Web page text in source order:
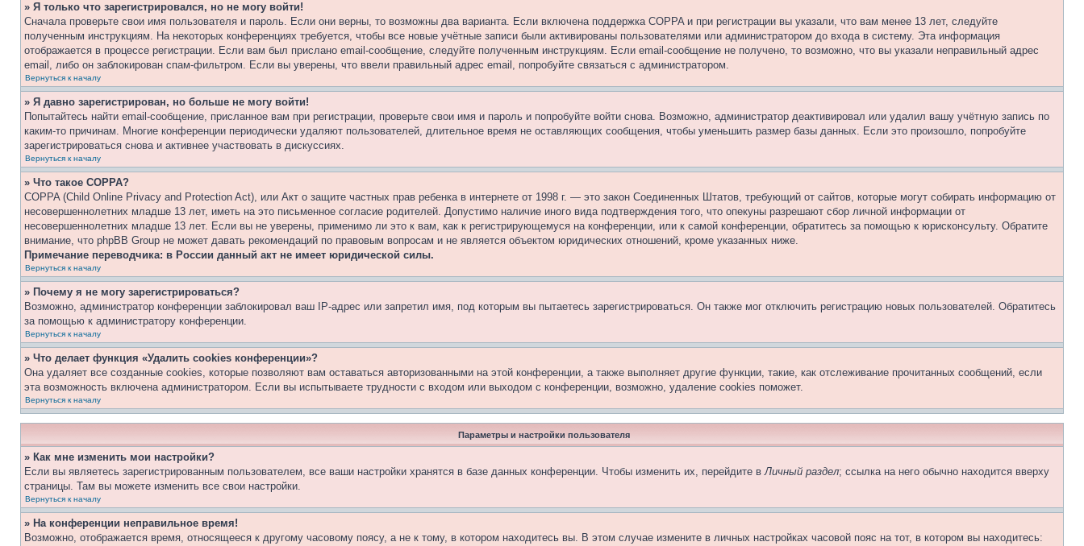
» Я только что зарегистрировался, но не могу войти!
Сначала проверьте свои имя пользователя и пароль. Если они верны, то возможны два варианта. Если включена поддержка COPPA и при регистрации вы указали, что вам менее 13 лет, следуйте
полученным инструкциям. На некоторых конференциях требуется, чтобы все новые учётные записи были активированы пользователями или администратором до входа в систему. Эта информация
отображается в процессе регистрации. Если вам был прислано email-сообщение, следуйте полученным инструкциям. Если email-сообщение не получено, то возможно, что вы указали неправильный адрес
email, либо он заблокирован спам-фильтром. Если вы уверены, что ввели правильный адрес email, попробуйте связаться с администратором.
Вернуться к началу
» Я давно зарегистрирован, но больше не могу войти!
Попытайтесь найти email-сообщение, присланное вам при регистрации, проверьте свои имя и пароль и попробуйте войти снова. Возможно, администратор деактивировал или удалил вашу учётную запись по
каким-то причинам. Многие конференции периодически удаляют пользователей, длительное время не оставляющих сообщения, чтобы уменьшить размер базы данных. Если это произошло, попробуйте
зарегистрироваться снова и активнее участвовать в дискуссиях.
Вернуться к началу
» Что такое COPPA?
COPPA (Child Online Privacy and Protection Act), или Акт о защите частных прав ребенка в интернете от 1998 г. — это закон Соединенных Штатов, требующий от сайтов, которые могут собирать информацию от
несовершеннолетних младше 13 лет, иметь на это письменное согласие родителей. Допустимо наличие иного вида подтверждения того, что опекуны разрешают сбор личной информации от
несовершеннолетних младше 13 лет. Если вы не уверены, применимо ли это к вам, как к регистрирующемуся на конференции, или к самой конференции, обратитесь за помощью к юрисконсульту. Обратите
внимание, что phpBB Group не может давать рекомендаций по правовым вопросам и не является объектом юридических отношений, кроме указанных ниже.
Примечание переводчика: в России данный акт не имеет юридической силы.
Вернуться к началу
» Почему я не могу зарегистрироваться?
Возможно, администратор конференции заблокировал ваш IP-адрес или запретил имя, под которым вы пытаетесь зарегистрироваться. Он также мог отключить регистрацию новых пользователей. Обратитесь
за помощью к администратору конференции.
Вернуться к началу
» Что делает функция «Удалить cookies конференции»?
Она удаляет все созданные cookies, которые позволяют вам оставаться авторизованными на этой конференции, а также выполняет другие функции, такие, как отслеживание прочитанных сообщений, если
эта возможность включена администратором. Если вы испытываете трудности с входом или выходом с конференции, возможно, удаление cookies поможет.
Вернуться к началу
Параметры и настройки пользователя
» Как мне изменить мои настройки?
Если вы являетесь зарегистрированным пользователем, все ваши настройки хранятся в базе данных конференции. Чтобы изменить их, перейдите вЛичный раздел; ссылка на него обычно находится вверху
страницы. Там вы можете изменить все свои настройки.
Вернуться к началу
» На конференции неправильное время!
Возможно, отображается время, относящееся к другому часовому поясу, а не к тому, в котором находитесь вы. В этом случае измените в личных настройках часовой пояс на тот, в котором вы находитесь: